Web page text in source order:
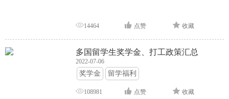
14464 点赞 收藏
多国留学生奖学金、打工政策汇总
2022-07-06
奖学金 留学福利
108981 点赞 收藏